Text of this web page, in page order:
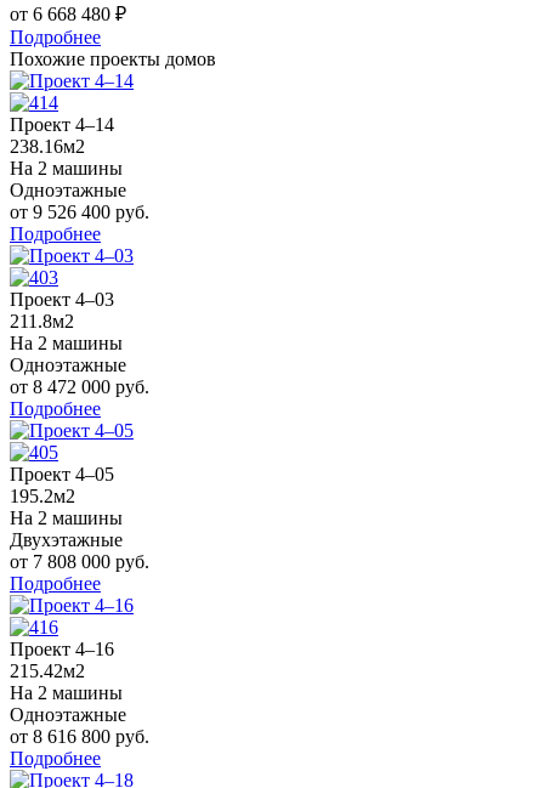
от 6 668 480 ₽
Подробнее
Похожие проекты домов
Проект 4–14
238.16м2
На 2 машины
Одноэтажные
от 9 526 400 руб.
Подробнее
Проект 4–03
211.8м2
На 2 машины
Одноэтажные
от 8 472 000 руб.
Подробнее
Проект 4–05
195.2м2
На 2 машины
Двухэтажные
от 7 808 000 руб.
Подробнее
Проект 4–16
215.42м2
На 2 машины
Одноэтажные
от 8 616 800 руб.
Подробнее